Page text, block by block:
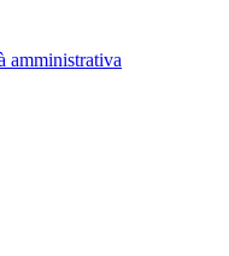
amministrativa